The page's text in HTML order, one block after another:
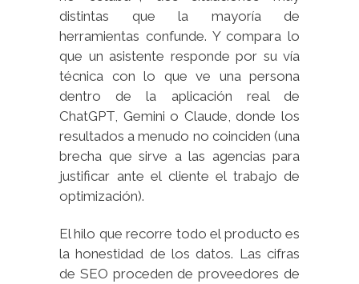
distintas que la mayoría de
herramientas confunde. Y compara lo
que un asistente responde por su vía
técnica con lo que ve una persona
dentro de la aplicación real de
ChatGPT, Gemini o Claude, donde los
resultados a menudo no coinciden (una
brecha que sirve a las agencias para
justificar ante el cliente el trabajo de
optimización).
El hilo que recorre todo el producto es
la honestidad de los datos. Las cifras
de SEO proceden de proveedores de